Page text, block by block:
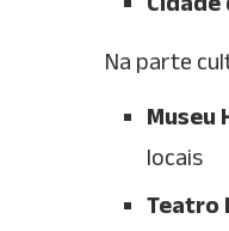
Na parte
Museu
locais
Teatro